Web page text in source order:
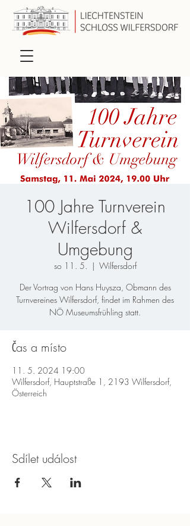
100 Jahre Turnverein
Wilfersdorf &
Umgebung
so 11. 5.
  |
Wilfersdorf
Der Vortrag von Hans Huysza, Obmann des
Turnvereines Wilfersdorf, findet im Rahmen des
NÖ Museumsfrühling statt.
Čas a místo
11. 5. 2024 19:00
Wilfersdorf, Hauptstraße 1, 2193 Wilfersdorf,
Österreich
Sdílet událost